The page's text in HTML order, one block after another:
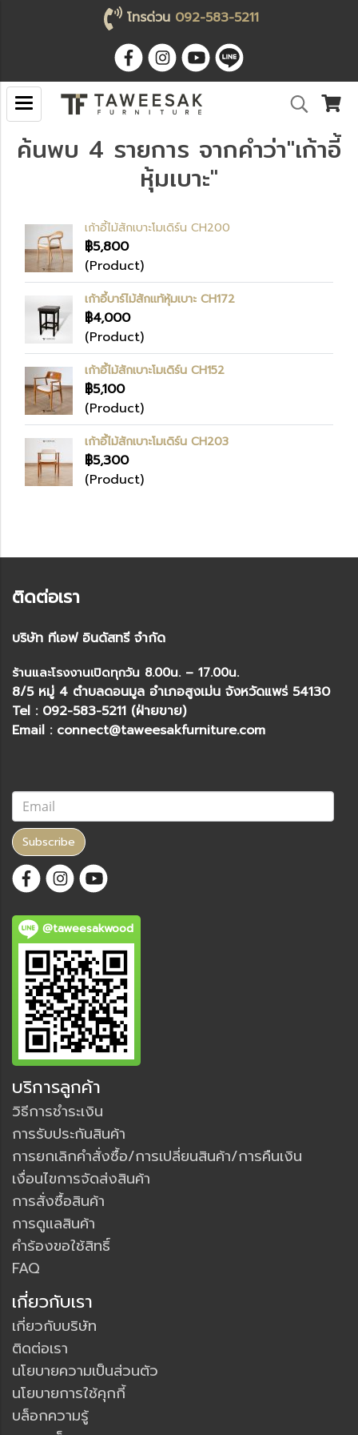
โทรด่วน 092-583-5211
ค้นพบ 4 รายการ จากคำว่า"เก้าอี้
หุ้มเบาะ"
เก้าอี้ไม้สักเบาะโมเดิร์น CH200
฿5,800
(Product)
เก้าอี้บาร์ไม้สักแท้หุ้มเบาะ CH172
฿4,000
(Product)
เก้าอี้ไม้สักเบาะโมเดิร์น CH152
฿5,100
(Product)
เก้าอี้ไม้สักเบาะโมเดิร์น CH203
฿5,300
(Product)
ติดต่อเรา
บริษัท ทีเอฟ อินดัสทรี จำกัด
ร้านและโรงงานเปิดทุกวัน 8.00น. – 17.00น.
8/5 หมู่ 4 ตำบลดอนมูล อำเภอสูงเม่น จังหวัดแพร่ 54130
Tel : 092-583-5211 (ฝ่ายขาย)
Email : connect@taweesakfurniture.com
Subscribe
@taweesakwood
บริการลูกค้า
วิธีการชำระเงิน
การรับประกันสินค้า
การยกเลิกคำสั่งซื้อ/การเปลี่ยนสินค้า/การคืนเงิน
เงื่อนไขการจัดส่งสินค้า
การสั่งซื้อสินค้า
การดูแลสินค้า
คำร้องขอใช้สิทธิ์
FAQ
เกี่ยวกับเรา
เกี่ยวกับบริษัท
ติดต่อเรา
นโยบายความเป็นส่วนตัว
นโยบายการใช้คุกกี้
บล็อกความรู้